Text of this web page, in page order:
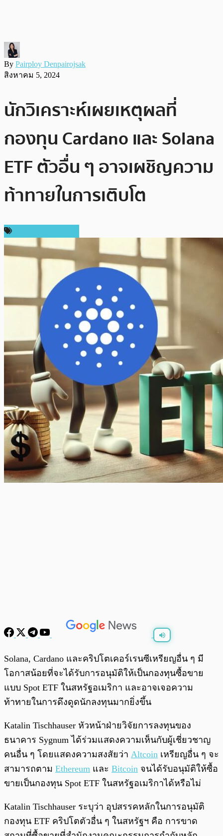
By Pairploy Denpairojsak
สิงหาคม 5, 2024
นักวิเคราะห์เผยเหตุผลที่
กองทุน Cardano และ Solana
ETF ตัวอื่น ๆ อาจเผชิญความ
ท้าทายในการเติบโต
0:00/ 0:00
Solana, Cardano และคริปโตเคอร์เรนซีเหรียญอื่น ๆ มี
โอกาสน้อยที่จะได้รับการอนุมัติให้เป็นกองทุนซื้อขาย
แบบ Spot ETF ในสหรัฐอเมริกา และอาจเจอความ
ท้าทายในการดึงดูดนักลงทุนมากยิ่งขึ้น
Katalin Tischhauser หัวหน้าฝ่ายวิจัยการลงทุนของ
ธนาคาร Sygnum ได้ร่วมแสดงความเห็นกับผู้เชี่ยวชาญ
คนอื่น ๆ โดยแสดงความสงสัยว่า Altcoin เหรียญอื่น ๆ จะ
สามารถตาม Ethereum และ Bitcoin จนได้รับอนุมัติให้ซื้อ
ขายเป็นกองทุน Spot ETF ในสหรัฐอเมริกาได้หรือไม่
Katalin Tischhauser ระบุว่า อุปสรรคหลักในการอนุมัติ
กองทุน ETF คริปโตตัวอื่น ๆ ในสหรัฐฯ คือ การขาด